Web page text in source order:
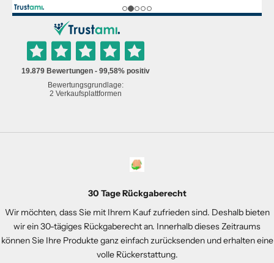
30 Tage Rückgaberecht
Wir möchten, dass Sie mit Ihrem Kauf zufrieden sind. Deshalb bieten
wir ein 30-tägiges Rückgaberecht an. Innerhalb dieses Zeitraums
können Sie Ihre Produkte ganz einfach zurücksenden und erhalten eine
volle Rückerstattung.